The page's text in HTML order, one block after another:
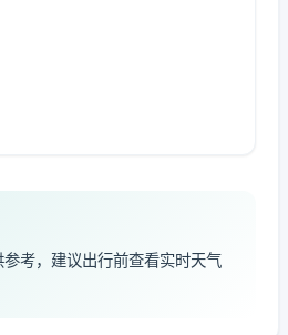
考，建议出行前查看实时天气